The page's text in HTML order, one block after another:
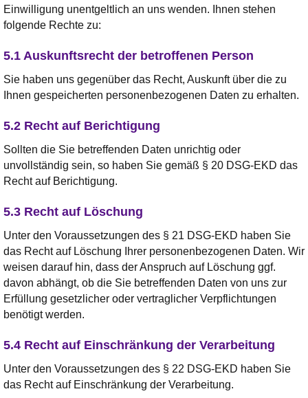
Einwilligung unentgeltlich an uns wenden. Ihnen stehen
folgende Rechte zu:
5.1 Auskunftsrecht der betroffenen Person
Sie haben uns gegenüber das Recht, Auskunft über die zu
Ihnen gespeicherten personenbezogenen Daten zu erhalten.
5.2 Recht auf Berichtigung
Sollten die Sie betreffenden Daten unrichtig oder
unvollständig sein, so haben Sie gemäß § 20 DSG-EKD das
Recht auf Berichtigung.
5.3 Recht auf Löschung
Unter den Voraussetzungen des § 21 DSG-EKD haben Sie
das Recht auf Löschung Ihrer personenbezogenen Daten. Wir
weisen darauf hin, dass der Anspruch auf Löschung ggf.
davon abhängt, ob die Sie betreffenden Daten von uns zur
Erfüllung gesetzlicher oder vertraglicher Verpflichtungen
benötigt werden.
5.4 Recht auf Einschränkung der Verarbeitung
Unter den Voraussetzungen des § 22 DSG-EKD haben Sie
das Recht auf Einschränkung der Verarbeitung.